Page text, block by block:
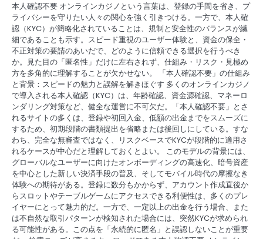
t
i
o
n
本人確認不要 オンラインカジノという言葉は、登録の手間を省き、プ
ライバシーを守りたい人々の関心を強く引きつける。一方で、本人確
認（KYC）が簡略化されていることは、規制と安全性のバランスが繊
細であることも示す。スピード重視のユーザー体験と、資金の保全・
不正対策の要請のあいだで、どのように信頼できる選択を行うべき
か。見た目の「匿名性」だけに左右されず、仕組み・リスク・見極め
方を多角的に理解することが欠かせない。 「本人確認不要」の仕組み
と背景：スピードの魅力と誤解を解きほぐす 多くのオンラインカジノ
で導入される本人確認（KYC）は、年齢確認、資金源確認、マネーロ
ンダリング対策など、健全な運営に不可欠だ。「本人確認不要」とさ
れるサイトの多くは、登録や初回入金、低額の出金までをスムーズに
するため、初期段階の書類提出を省略または後回しにしている。すな
わち、完全な無審査ではなく、リスクベースでKYCが段階的に適用さ
れるケースが中心だと理解しておくとよい。 このモデルの背景には、
グローバルなユーザーに向けたオンボーディングの高速化、暗号資産
を中心とした新しい決済手段の普及、そしてモバイル時代の摩擦なき
体験への期待がある。登録に数分もかからず、アカウント作成直後か
らスロットやテーブルゲームにアクセスできる利便性は、多くのプレ
イヤーにとって魅力的だ。一方で、一定以上の出金を行う場合、また
は不自然な取引パターンが検知された場合には、突然KYCが求められ
る可能性がある。この点を「永続的に匿名」と誤認しないことが重要